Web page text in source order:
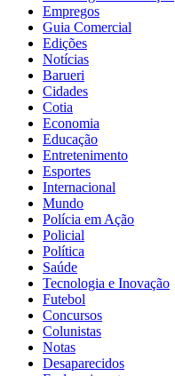
Empregos
Guia Comercial
Edições
Notícias
Barueri
Cidades
Cotia
Economia
Educação
Entretenimento
Esportes
Internacional
Mundo
Polícia em Ação
Policial
Política
Saúde
Tecnologia e Inovação
Futebol
Concursos
Colunistas
Notas
Desaparecidos